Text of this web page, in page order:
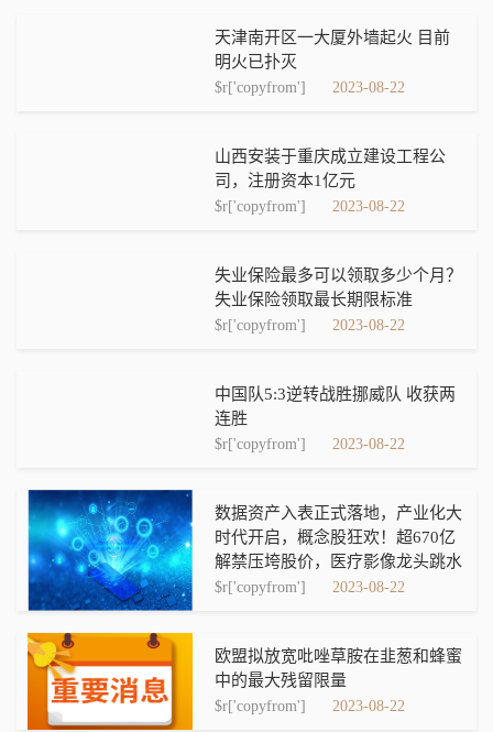
天津南开区一大厦外墙起火 目前
明火已扑灭
$r['copyfrom'] 2023-08-22
山西安装于重庆成立建设工程公
司，注册资本1亿元
$r['copyfrom'] 2023-08-22
失业保险最多可以领取多少个月？
失业保险领取最长期限标准
$r['copyfrom'] 2023-08-22
中国队5:3逆转战胜挪威队 收获两
连胜
$r['copyfrom'] 2023-08-22
数据资产入表正式落地，产业化大
时代开启，概念股狂欢！超670亿
解禁压垮股价，医疗影像龙头跳水
$r['copyfrom'] 2023-08-22
欧盟拟放宽吡唑草胺在韭葱和蜂蜜
中的最大残留限量
$r['copyfrom'] 2023-08-22